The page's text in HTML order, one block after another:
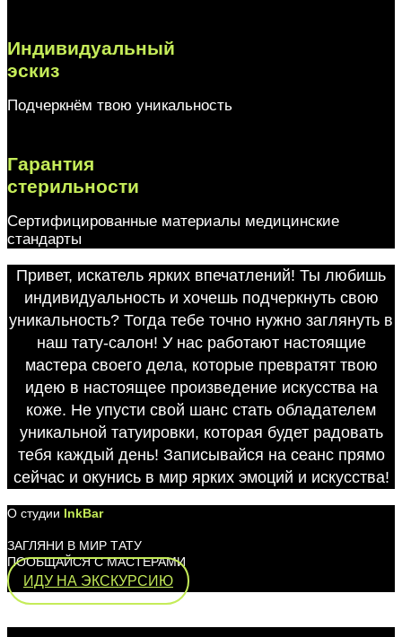
Индивидуальный
эскиз
Подчеркнём твою уникальность
Гарантия
стерильности
Сертифицированные материалы медицинские
стандарты
Привет, искатель ярких впечатлений! Ты любишь
индивидуальность и хочешь подчеркнуть свою
уникальность? Тогда тебе точно нужно заглянуть в
наш тату-салон! У нас работают настоящие
мастера своего дела, которые превратят твою
идею в настоящее произведение искусства на
коже. Не упусти свой шанс стать обладателем
уникальной татуировки, которая будет радовать
тебя каждый день! Записывайся на сеанс прямо
сейчас и окунись в мир ярких эмоций и искусства!
О студии InkBar
ЗАГЛЯНИ В МИР ТАТУ
ПООБЩАЙСЯ С МАСТЕРАМИ
ИДУ НА ЭКСКУРСИЮ